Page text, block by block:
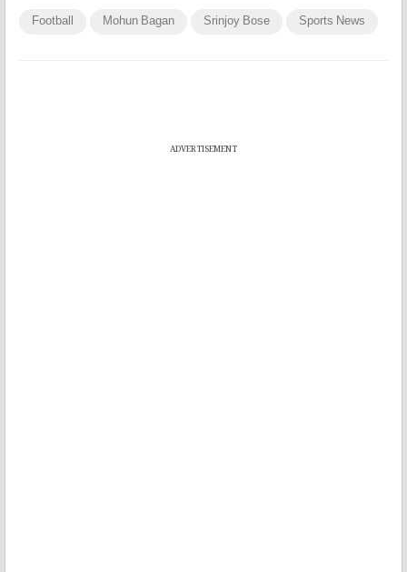
Football Mohun Bagan Srinjoy Bose Sports News
ADVERTISEMENT